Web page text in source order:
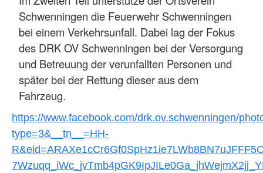
Schwenningen die Feuerwehr Schwenningen
bei einem Verkehrsunfall. Dabei lag der Fokus
des DRK OV Schwenningen bei der Versorgung
und Betreuung der verunfallten Personen und
später bei der Rettung dieser aus dem
Fahrzeug.
https://www.facebook.com/drk.ov.schwenningen/
type=3&__tn__=HH-